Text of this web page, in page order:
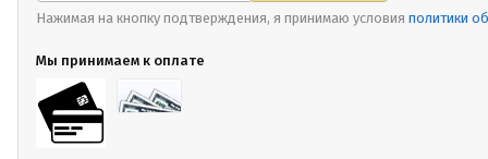
Нажимая на кнопку подтверждения, я принимаю условия политики
Мы принимаем к оплате